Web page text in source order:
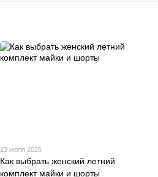
23 июля 2026
Как выбрать женский летний
комплект майки и шорты